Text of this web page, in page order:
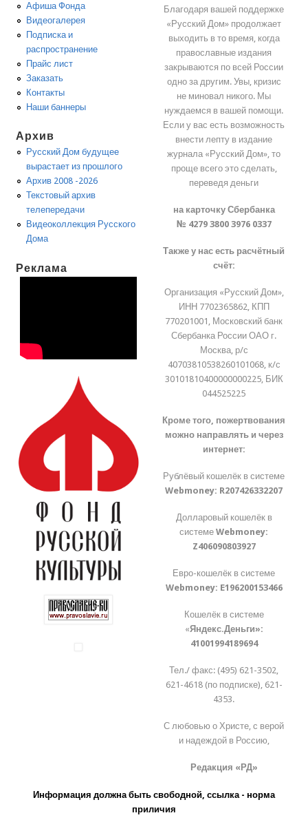
Афиша Фонда
Видеогалерея
Подписка и
распространение
Прайс лист
Заказать
Контакты
Наши баннеры
Архив
Русский Дом будущее
вырастает из прошлого
Архив 2008 -2026
Текстовый архив
телепередачи
Видеоколлекция Русского
Дома
Реклама
Благодаря вашей поддержке
«Русский Дом» продолжает
выходить в то время, когда
православные издания
закрываются по всей России
одно за другим. Увы, кризис
не миновал никого. Мы
нуждаемся в вашей помощи.
Если у вас есть возможность
внести лепту в издание
журнала «Русский Дом», то
проще всего это сделать,
переведя деньги
на карточку Сбербанка
№ 4279 3800 3976 0337
Также у нас есть расчётный
счёт:
Организация «Русский Дом»,
ИНН 7702365862, КПП
770201001, Московский банк
Сбербанка России ОАО г.
Москва, р/с
40703810538260101068, к/с
30101810400000000225, БИК
044525225
Кроме того, пожертвования
можно направлять и через
интернет:
Рублёвый кошелёк в системе
Webmoney: R207426332207
Долларовый кошелёк в
системеWebmoney:
Z406090803927
Евро-кошелёк в системе
Webmoney: E196200153466
Кошелёк в системе
«Яндекс.Деньги»:
41001994189694
Тел./ факс: (495) 621-3502,
621-4618 (по подписке), 621-
4353.
С любовью о Христе, с верой
и надеждой в Россию,
Редакция «РД»
Информация должна быть свободной, ссылка - норма
приличия